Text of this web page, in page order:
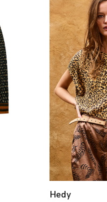
Hedy